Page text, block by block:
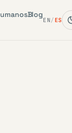
Blog
EN / ES